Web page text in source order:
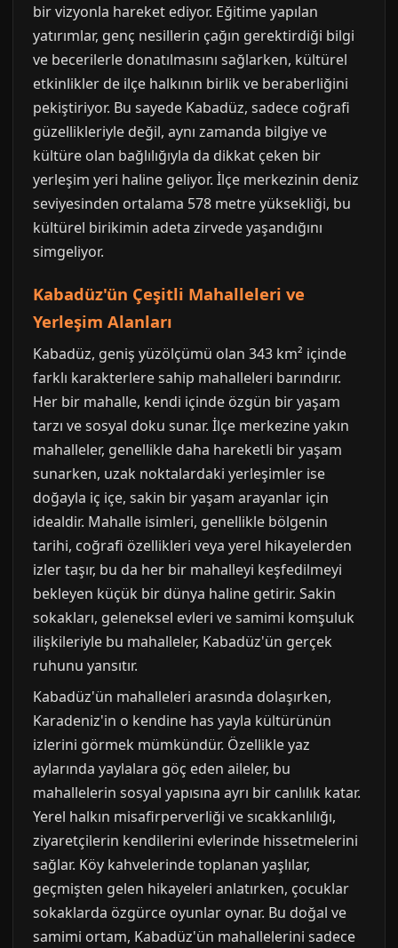
bir vizyonla hareket ediyor. Eğitime yapılan
yatırımlar, genç nesillerin çağın gerektirdiği bilgi
ve becerilerle donatılmasını sağlarken, kültürel
etkinlikler de ilçe halkının birlik ve beraberliğini
pekiştiriyor. Bu sayede Kabadüz, sadece coğrafi
güzellikleriyle değil, aynı zamanda bilgiye ve
kültüre olan bağlılığıyla da dikkat çeken bir
yerleşim yeri haline geliyor. İlçe merkezinin deniz
seviyesinden ortalama 578 metre yüksekliği, bu
kültürel birikimin adeta zirvede yaşandığını
simgeliyor.
Kabadüz'ün Çeşitli Mahalleleri ve
Yerleşim Alanları
Kabadüz, geniş yüzölçümü olan 343 km² içinde
farklı karakterlere sahip mahalleleri barındırır.
Her bir mahalle, kendi içinde özgün bir yaşam
tarzı ve sosyal doku sunar. İlçe merkezine yakın
mahalleler, genellikle daha hareketli bir yaşam
sunarken, uzak noktalardaki yerleşimler ise
doğayla iç içe, sakin bir yaşam arayanlar için
idealdir. Mahalle isimleri, genellikle bölgenin
tarihi, coğrafi özellikleri veya yerel hikayelerden
izler taşır, bu da her bir mahalleyi keşfedilmeyi
bekleyen küçük bir dünya haline getirir. Sakin
sokakları, geleneksel evleri ve samimi komşuluk
ilişkileriyle bu mahalleler, Kabadüz'ün gerçek
ruhunu yansıtır.
Kabadüz'ün mahalleleri arasında dolaşırken,
Karadeniz'in o kendine has yayla kültürünün
izlerini görmek mümkündür. Özellikle yaz
aylarında yaylalara göç eden aileler, bu
mahallelerin sosyal yapısına ayrı bir canlılık katar.
Yerel halkın misafirperverliği ve sıcakkanlılığı,
ziyaretçilerin kendilerini evlerinde hissetmelerini
sağlar. Köy kahvelerinde toplanan yaşlılar,
geçmişten gelen hikayeleri anlatırken, çocuklar
sokaklarda özgürce oyunlar oynar. Bu doğal ve
samimi ortam, Kabadüz'ün mahallelerini sadece